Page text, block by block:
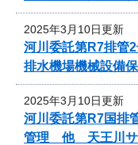
2025年3月10日更新
河川委託第R7排
排水機場機械設備
2025年3月10日更新
河川委託第R7国
管理 他 天王川サ